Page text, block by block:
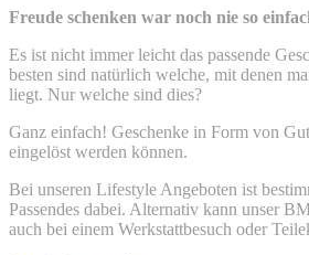
Freude schenken war noch nie so
Es ist nicht immer leicht das passende
besten sind natürlich welche, mit denen
liegt. Nur welche sind dies?
Ganz einfach! Geschenke in Form von
eingelöst werden können.
Bei unseren Lifestyle Angeboten ist
Passendes dabei. Alternativ kann unser
auch bei einem Werkstattbesuch oder